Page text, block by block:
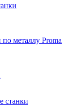
металлу Proma
станки